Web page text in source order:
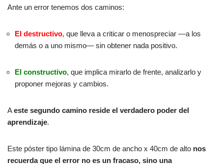
Ante un error tenemos dos caminos:
El destructivo, que lleva a criticar o menospreciar —a los
demás o a uno mismo— sin obtener nada positivo.
El constructivo, que implica mirarlo de frente, analizarlo y
proponer mejoras y cambios.
Aeste segundo camino reside el verdadero poder del
aprendizaje.
Este póster tipo lámina de 30cm de ancho x 40cm de alto nos
recuerda que el error no es un fracaso, sino una